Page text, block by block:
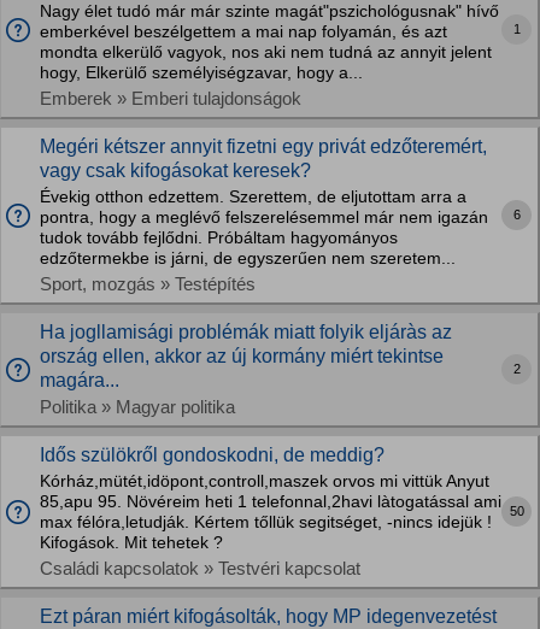
Nagy élet tudó már már szinte magát"pszichológusnak" hívő
emberkével beszélgettem a mai nap folyamán, és azt
mondta elkerülő vagyok, nos aki nem tudná az annyit jelent
hogy, Elkerülő személyiségzavar, hogy a...
Emberek » Emberi tulajdonságok
1
Megéri kétszer annyit fizetni egy privát edzőteremért,
vagy csak kifogásokat keresek?
Évekig otthon edzettem. Szerettem, de eljutottam arra a
pontra, hogy a meglévő felszerelésemmel már nem igazán
tudok tovább fejlődni. Próbáltam hagyományos
edzőtermekbe is járni, de egyszerűen nem szeretem...
Sport, mozgás » Testépítés
6
Ha jogllamisági problémák miatt folyik eljáràs az
ország ellen, akkor az új kormány miért tekintse
magára...
Politika » Magyar politika
2
Idős szülökről gondoskodni, de meddig?
Kórház,mütét,idöpont,controll,maszek orvos mi vittük Anyut
85,apu 95. Növéreim heti 1 telefonnal,2havi làtogatással ami
max félóra,letudják. Kértem tőllük segitséget, -nincs idejük !
Kifogások. Mit tehetek ?
Családi kapcsolatok » Testvéri kapcsolat
50
Ezt páran miért kifogásolták, hogy MP idegenvezetést